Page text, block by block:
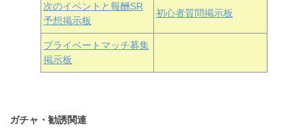
朝香果林 近江彼方 エマ・ヴェルデ
次のイベントと報酬SR
予想掲示板
初心者質問掲示板
プライベートマッチ募集
掲示板
ガチャ・勧誘関連